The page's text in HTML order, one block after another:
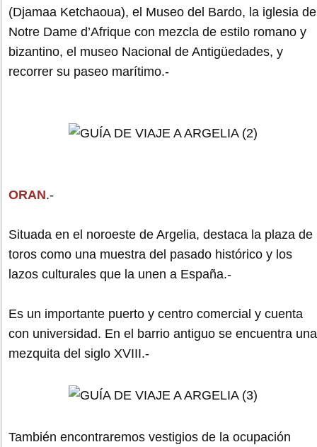
(Djamaa Ketchaoua), el Museo del Bardo, la iglesia de
Notre Dame d’Afrique con mezcla de estilo romano y
bizantino, el museo Nacional de Antigüedades, y
recorrer su paseo marítimo.-
ORAN.-
Situada en el noroeste de Argelia, destaca la plaza de
toros como una muestra del pasado histórico y los
lazos culturales que la unen a España.-
Es un importante puerto y centro comercial y cuenta
con universidad. En el barrio antiguo se encuentra una
mezquita del siglo XVIII.-
También encontraremos vestigios de la ocupación